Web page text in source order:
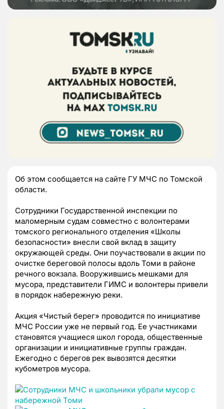
Об этом сообщается на сайте ГУ МЧС по Томской
области.
Сотрудники Государственной инспекции по
маломерным судам совместно с волонтерами
томского регионального отделения «Школы
безопасности» внесли свой вклад в защиту
окружающей среды. Они поучаствовали в акции по
очистке береговой полосы вдоль Томи в районе
речного вокзала. Вооружившись мешками для
мусора, представители ГИМС и волонтеры привели
в порядок набережную реки.
Акция «Чистый берег» проводится по инициативе
МЧС России уже не первый год. Ее участниками
становятся учащиеся школ города, общественные
организации и инициативные группы граждан.
Ежегодно с берегов рек вывозятся десятки
кубометров мусора.